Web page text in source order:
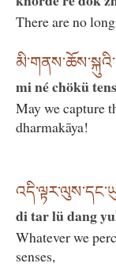
There are no
mi né chökü
May we capture
dharmakāya!
di tar lü dang
Whatever we
senses,